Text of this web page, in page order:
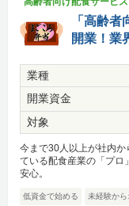
「高齢
開業！業
業種
開業資金
対象
今まで30人以上が社内
ている配食産業の「プロ
安心。
低資金で始める 未経験から